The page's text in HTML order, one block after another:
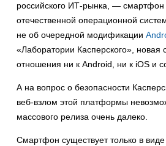
российского ИТ-рынка, — смартфон
отечественной операционной
не об очередной модификации
«Лаборатории Касперского», новая
отношения ни к Android, ни к iOS и
А на вопрос о безопасности
веб-взлом этой платформы
массового релиза очень далеко.
Смартфон существует только в